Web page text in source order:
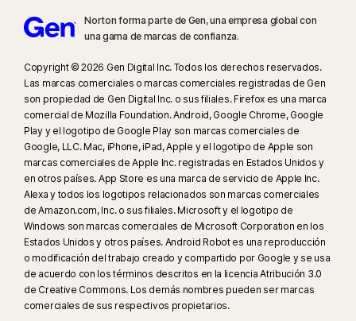
Norton forma parte de Gen, una empresa global con
una gama de marcas de confianza.
Copyright © 2026 Gen Digital Inc. Todos los derechos reservados.
Las marcas comerciales o marcas comerciales registradas de Gen
son propiedad de Gen Digital Inc. o sus filiales. Firefox es una marca
comercial de Mozilla Foundation. Android, Google Chrome, Google
Play y el logotipo de Google Play son marcas comerciales de
Google, LLC. Mac, iPhone, iPad, Apple y el logotipo de Apple son
marcas comerciales de Apple Inc. registradas en Estados Unidos y
en otros países. App Store es una marca de servicio de Apple Inc.
Alexa y todos los logotipos relacionados son marcas comerciales
de Amazon.com, Inc. o sus filiales. Microsoft y el logotipo de
Windows son marcas comerciales de Microsoft Corporation en los
Estados Unidos y otros países. Android Robot es una reproducción
o modificación del trabajo creado y compartido por Google y se usa
de acuerdo con los términos descritos en la licencia Atribución 3.0
de Creative Commons. Los demás nombres pueden ser marcas
comerciales de sus respectivos propietarios.